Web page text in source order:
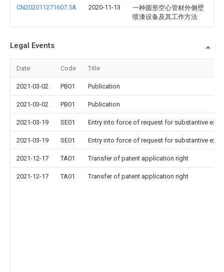
CN202011271607.5A 2020-11-13
一种圆形空心管材外侧壁
喷漆设备及其工作方法
Legal Events
Date Code Title
2021-03-02 PB01 Publication
2021-03-02 PB01 Publication
2021-03-19 SE01 Entry into force of request for substantive
2021-03-19 SE01 Entry into force of request for substantive
2021-12-17 TA01 Transfer of patent application right
2021-12-17 TA01 Transfer of patent application right